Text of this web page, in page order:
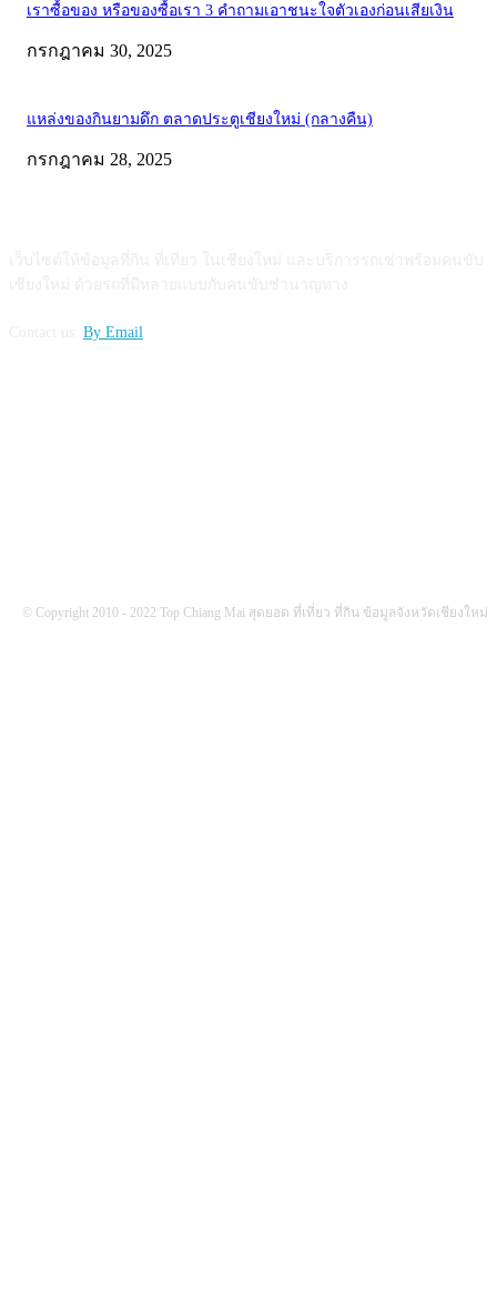
เราซื้อของ หรือของซื้อเรา 3 คำถามเอาชนะใจตัวเองก่อนเสียเงิน
กรกฎาคม 30, 2025
แหล่งของกินยามดึก ตลาดประตูเชียงใหม่ (กลางคืน)
กรกฎาคม 28, 2025
By Email
© Copyright 2010 - 2022 Top Chiang Mai สุดยอด ที่เที่ยว ที่กิน ข้อมูลจังหวัดเชียงใหม่